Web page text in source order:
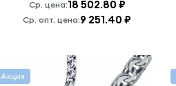
Ср. цена:18 502.80 ₽
Ср. опт. цена:9 251.40 ₽
Акция